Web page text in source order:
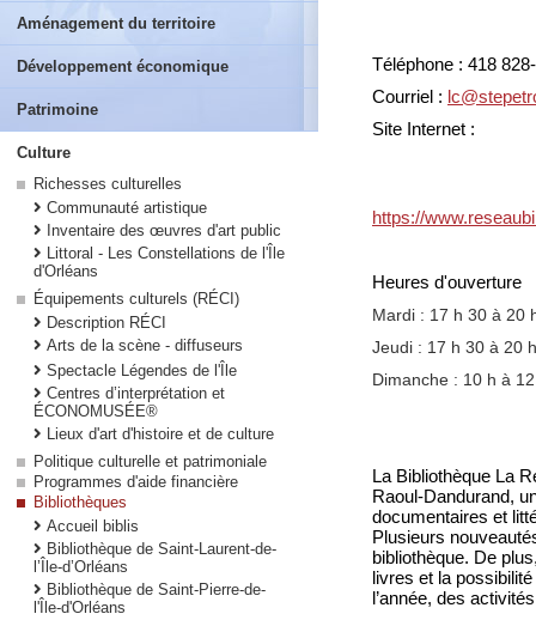
Aménagement du territoire
Développement économique
Patrimoine
Culture
Richesses culturelles
Communauté artistique
Inventaire des œuvres d'art public
Littoral - Les Constellations de l'Île
d'Orléans
Équipements culturels (RÉCI)
Description RÉCI
Arts de la scène - diffuseurs
Spectacle Légendes de l'Île
Centres d’interprétation et
ÉCONOMUSÉE®
Lieux d'art d'histoire et de culture
Politique culturelle et patrimoniale
Programmes d'aide financière
Bibliothèques
Accueil biblis
Bibliothèque de Saint-Laurent-de-
l’Île-d’Orléans
Bibliothèque de Saint-Pierre-de-
l'Île-d'Orléans
Téléphone : 418
Courriel :
Site Internet :
https://
Heures d'ouverture
Mardi : 17 h 30 à 20
Jeudi : 17 h 30 à 20
Dimanche : 10 h à
La Bibliothèque La
Raoul-Dandurand,
documentaires et
Plusieurs
bibliothèque. De
livres et la
l’année, des